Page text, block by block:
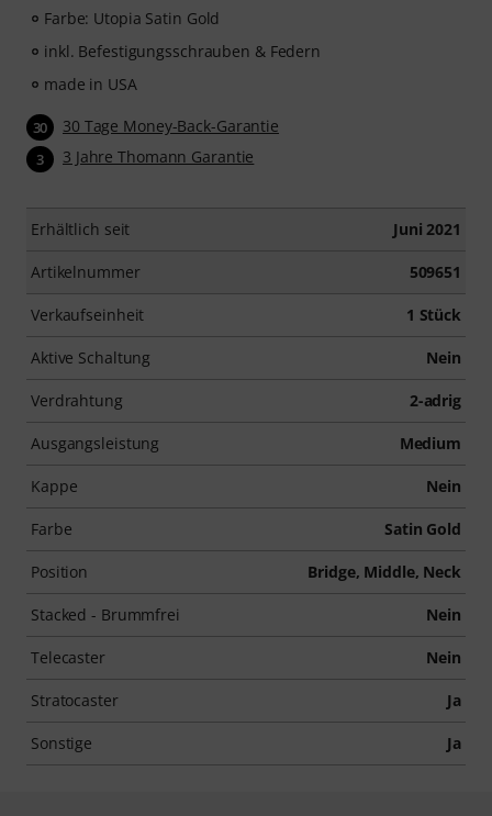
Farbe: Utopia Satin Gold
inkl. Befestigungsschrauben & Federn
made in USA
30 30 Tage Money-Back-Garantie
3 3 Jahre Thomann Garantie
Erhältlich seit Juni 2021
Artikelnummer 509651
Verkaufseinheit 1 Stück
Aktive Schaltung Nein
Verdrahtung 2-adrig
Ausgangsleistung Medium
Kappe Nein
Farbe Satin Gold
Position Bridge, Middle, Neck
Stacked - Brummfrei Nein
Telecaster Nein
Stratocaster Ja
Sonstige Ja